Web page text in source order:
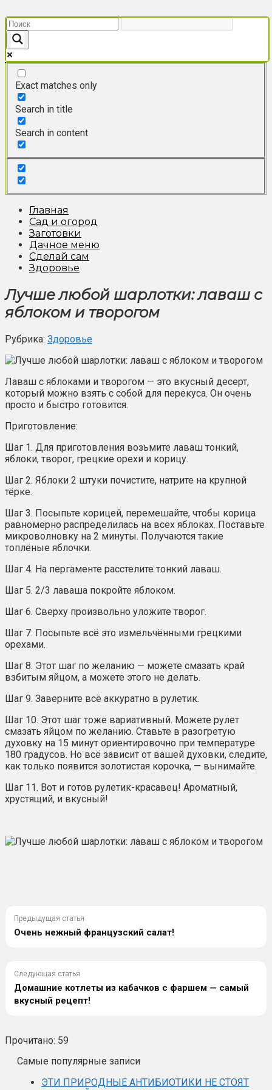
к
контенту
Exact matches only
Search in title
Search in content
Главная
Сад и огород
Заготовки
Дачное меню
Сделай сам
Здоровье
Лучше любой шарлотки: лаваш с
яблоком и творогом
Рубрика: Здоровье
Лаваш с яблоками и творогом — это вкусный десерт,
который можно взять с собой для перекуса. Он очень
просто и быстро готовится.
Приготовление:
Шаг 1. Для приготовления возьмите лаваш тонкий,
яблоки, творог, грецкие орехи и корицу.
Шаг 2. Яблоки 2 штуки почистите, натрите на крупной
тёрке.
Шаг 3. Посыпьте корицей, перемешайте, чтобы корица
равномерно распределилась на всех яблоках. Поставьте
микроволновку на 2 минуты. Получаются такие
топлёные яблочки.
Шаг 4. На пергаменте расстелите тонкий лаваш.
Шаг 5. 2/3 лаваша покройте яблоком.
Шаг 6. Сверху произвольно уложите творог.
Шаг 7. Посыпьте всё это измельчёнными грецкими
орехами.
Шаг 8. Этот шаг по желанию — можете смазать край
взбитым яйцом, а можете этого не делать.
Шаг 9. Заверните всё аккуратно в рулетик.
Шаг 10. Этот шаг тоже вариативный. Можете рулет
смазать яйцом по желанию. Ставьте в разогретую
духовку на 15 минут ориентировочно при температуре
180 градусов. Но всё зависит от вашей духовки, следите,
как только появится золотистая корочка, — вынимайте.
Шаг 11. Вот и готов рулетик-красавец! Ароматный,
хрустящий, и вкусный!
Предыдущая статья
Очень нежный французский салат!
Следующая статья
Домашние котлеты из кабачков с фаршем — самый
вкусный рецепт!
Прочитано: 59
Самые популярные записи
ЭТИ ПРИРОДНЫЕ АНТИБИОТИКИ НЕ СТОЯТ